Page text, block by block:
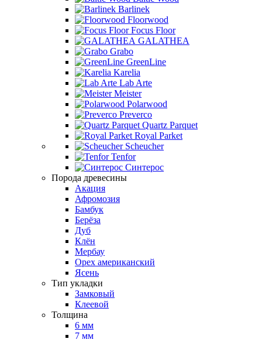
Barlinek
Floorwood
Focus Floor
GALATHEA
Grabo
GreenLine
Karelia
Lab Arte
Meister
Polarwood
Preverco
Quartz Parquet
Royal Parket
Scheucher
Tenfor
Синтерос
Порода древесины
Акация
Афромозия
Бамбук
Берёза
Дуб
Клён
Мербау
Орех американский
Ясень
Тип укладки
Замковый
Клеевой
Толщина
6 мм
7 мм